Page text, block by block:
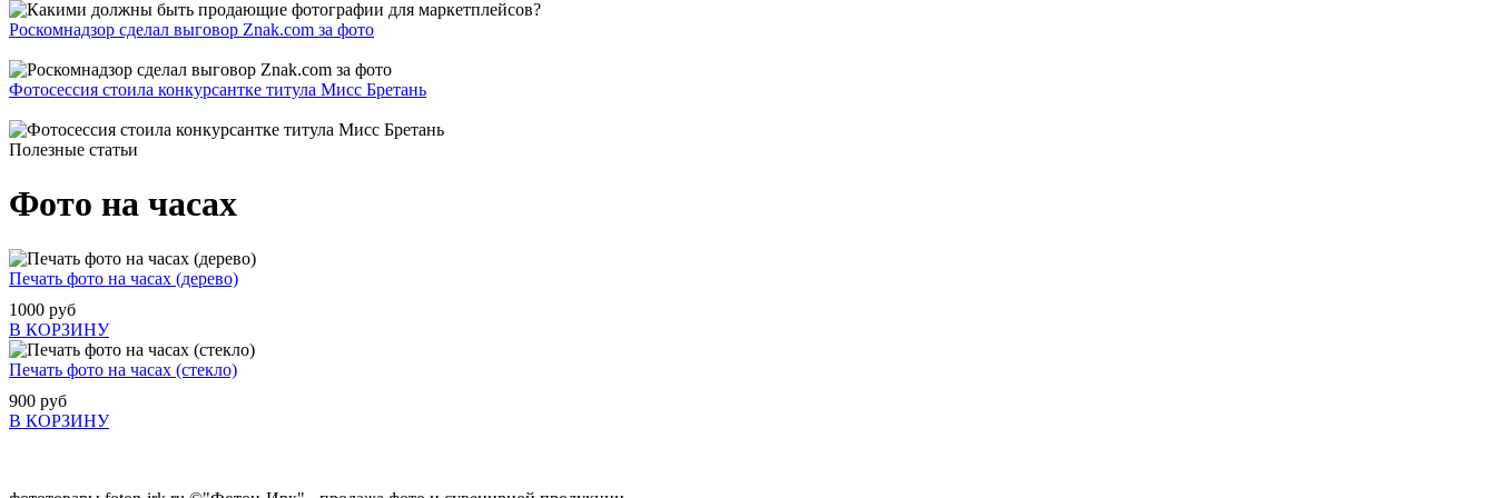
Роскомнадзор сделал выговор Znak.com за фото
Фотосессия стоила конкурсантке титула Мисс Бретань
Полезные статьи
Фото на часах
Печать фото на часах (дерево)
1000 руб
В КОРЗИНУ
Печать фото на часах (стекло)
900 руб
В КОРЗИНУ